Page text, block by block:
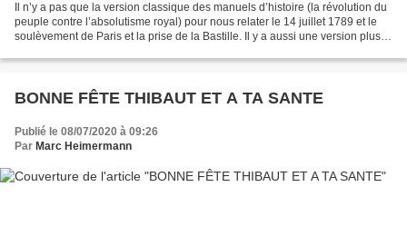
Il n’y a pas que la version classique des manuels d’histoire (la révolution du
peuple contre l’absolutisme royal) pour nous relater le 14 juillet 1789 et le
soulèvement de Paris et la prise de la Bastille. Il y a aussi une version plus
BONNE FÊTE THIBAUT ET A TA SANTE
Publié le 08/07/2020 à 09:26
Par Marc Heimermann